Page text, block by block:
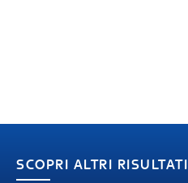
SCOPRI ALTRI RISULTATI